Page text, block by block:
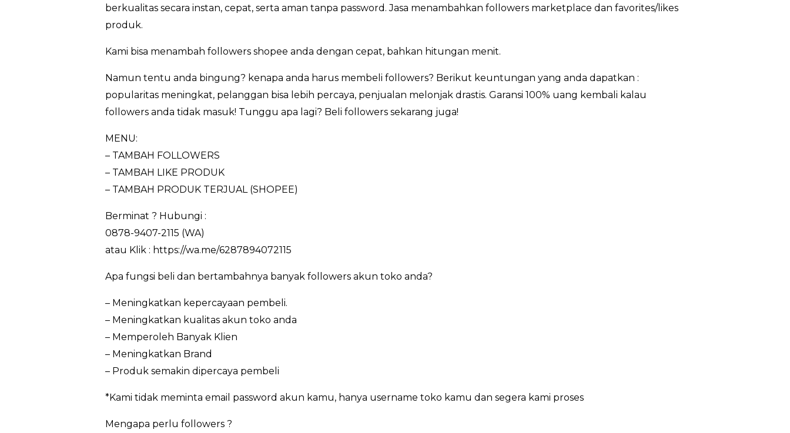
berkualitas secara instan, cepat, serta aman tanpa password. Jasa menambahkan followers marketplace dan favorites/likes
produk.
Kami bisa menambah followers shopee anda dengan cepat, bahkan hitungan menit.
Namun tentu anda bingung? kenapa anda harus membeli followers? Berikut keuntungan yang anda dapatkan :
popularitas meningkat, pelanggan bisa lebih percaya, penjualan melonjak drastis. Garansi 100% uang kembali kalau
followers anda tidak masuk! Tunggu apa lagi? Beli followers sekarang juga!
MENU:
– TAMBAH FOLLOWERS
– TAMBAH LIKE PRODUK
– TAMBAH PRODUK TERJUAL (SHOPEE)
Berminat ? Hubungi :
0878-9407-2115 (WA)
atau Klik : https://wa.me/6287894072115
Apa fungsi beli dan bertambahnya banyak followers akun toko anda?
– Meningkatkan kepercayaan pembeli.
– Meningkatkan kualitas akun toko anda
– Memperoleh Banyak Klien
– Meningkatkan Brand
– Produk semakin dipercaya pembeli
*Kami tidak meminta email password akun kamu, hanya username toko kamu dan segera kami proses
Mengapa perlu followers ?